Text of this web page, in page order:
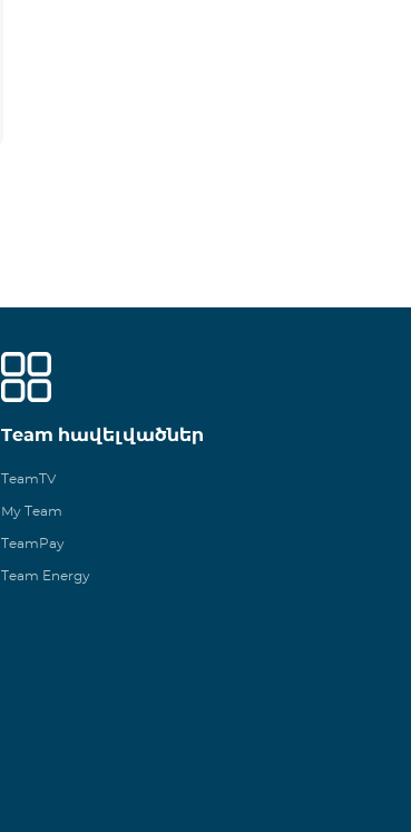
Team հավելվածներ
TeamTV
My Team
TeamPay
Team Energy